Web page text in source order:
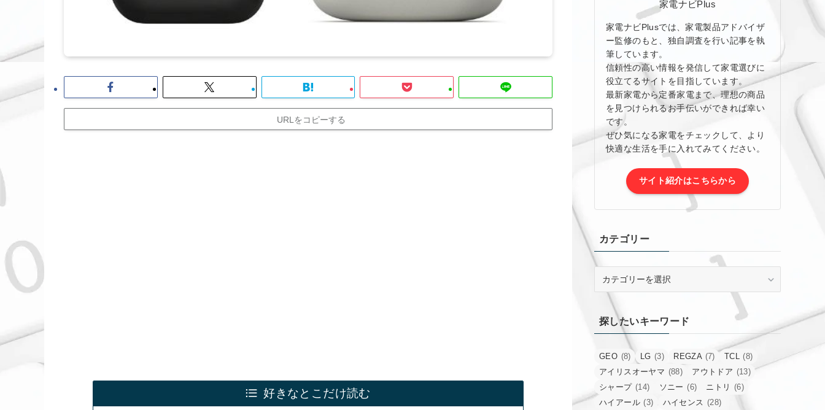
URLをコピーする
好きなとこだけ読む
家電ナビPlus
家電ナビPlusでは、家電製品アドバイザ
ー監修のもと、独自調査を行い記事を執
筆しています。
信頼性の高い情報を発信して家電選びに
役立てるサイトを目指しています。
最新家電から定番家電まで、理想の商品
を見つけられるお手伝いができれば幸い
です。
ぜひ気になる家電をチェックして、より
快適な生活を手に入れてみてください。
サイト紹介はこちらから
カテゴリー
ー
探したいキーワード
GEO (8) LG (3) REGZA (7) TCL (8)
アイリスオーヤマ (88) アウトドア (13)
シャープ (14) ソニー (6) ニトリ (6)
ハイアール (3) ハイセンス (28)